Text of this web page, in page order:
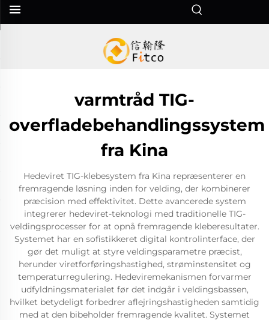
varmtråd TIG-
overfladebehandlingssystem
fra Kina
Hedeviret TIG-klebesystem fra Kina repræsenterer en
fremragende løsning inden for velding, der kombinerer
præcision med effektivitet. Dette avancerede system
integrerer hedeviret-teknologi med traditionelle TIG-
veldingsprocesser for at opnå fremragende kleberesultater.
Systemet har en sofistikkeret digital kontrolinterface, der
gør det muligt at styre veldingsparametre præcist,
herunder viretforføringshastighed, strøminstensitet og
temperaturregulering. Hedeviremekanismen forvarmer
udfyldningsmaterialet før det indgår i veldingsbassen,
hvilket betydeligt forbedrer aflejringshastigheden samtidig
med at den bibeholder fremragende kvalitet. Systemet